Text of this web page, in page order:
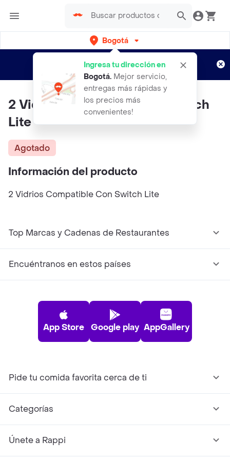
Bogotá
Ingresa tu dirección en
Bogotá. Mejor servicio,
entregas más rápidas y
los precios más
convenientes!
envíos gratis por semanas
Aplican TyC
2 Vidrios Compatible Con Switch
Lite
Agotado
Información del producto
2 Vidrios Compatible Con Switch Lite
Top Marcas y Cadenas de Restaurantes
Encuéntranos en estos países
App Store Google play AppGallery
Pide tu comida favorita cerca de ti
Categorías
Únete a Rappi